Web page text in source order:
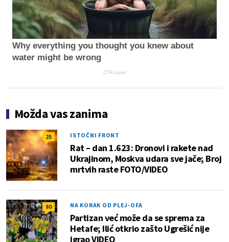
Why everything you thought you knew about
water might be wrong
CTA Love
Možda vas zanima
25 ISTOČNI FRONT
Rat – dan 1.623: Dronovi i rakete nad
Ukrajinom, Moskva udara sve jače; Broj
mrtvih raste FOTO/VIDEO
80 NA KORAK OD PLEJ-OFA
Partizan već može da se sprema za
Hetafe; Ilić otkrio zašto Ugrešić nije
igrao VIDEO